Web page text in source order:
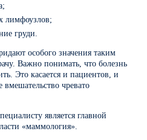
лимфоузлов;
груди.
особого значения таким
Важно понимать, что болезнь
Это касается и пациентов, и
вмешательство чревато
является главной
«маммология».